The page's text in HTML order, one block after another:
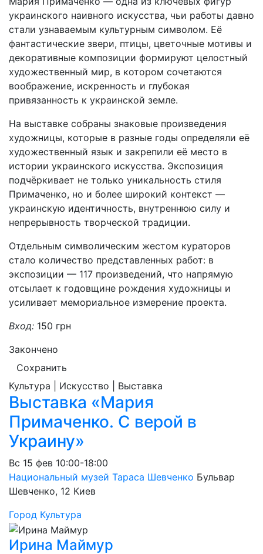
украинского наивного искусства, чьи работы давно
стали узнаваемым культурным символом. Её
фантастические звери, птицы, цветочные мотивы и
декоративные композиции формируют целостный
художественный мир, в котором сочетаются
воображение, искренность и глубокая
привязанность к украинской земле.
На выставке собраны знаковые произведения
художницы, которые в разные годы определяли её
художественный язык и закрепили её место в
истории украинского искусства. Экспозиция
подчёркивает не только уникальность стиля
Примаченко, но и более широкий контекст —
украинскую идентичность, внутреннюю силу и
непрерывность творческой традиции.
Отдельным символическим жестом кураторов
стало количество представленных работ: в
экспозиции — 117 произведений, что напрямую
отсылает к годовщине рождения художницы и
усиливает мемориальное измерение проекта.
Вход: 150 грн
Закончено
Сохранить
Культура | Искусство | Выставка
Выставка «Мария
Примаченко. С верой в
Украину»
Вс 15 фев 10:00-18:00
Национальный музей Тараса Шевченко Бульвар
Шевченко, 12 Киев
Город Культура
Ирина Маймур